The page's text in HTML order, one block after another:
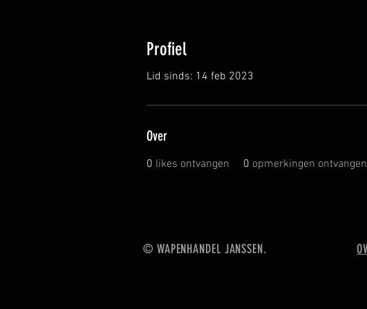
Profiel
Lid sinds: 14 feb 2023
Over
0 likes ontvangen 0 opmerkingen ontvangen
© WAPENHANDEL JANSSEN.